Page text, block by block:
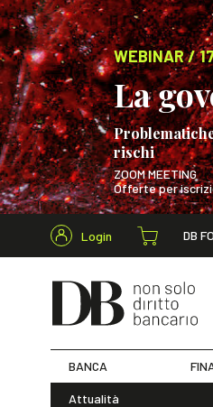
WEBINAR /
La
rischi
ZOOM MEETING
Offerte per
Login DB
BANCA
Attualità